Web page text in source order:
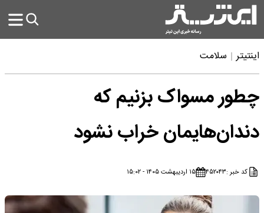
اینتیتر سلامت
چطور مسواک بزنیم که
دندان‌هایمان خراب نشود
کد خبر :۴۵۲۰۴۳ ۱۵ اردیبهشت ۱۴۰۵ - ۱۵:۰۲